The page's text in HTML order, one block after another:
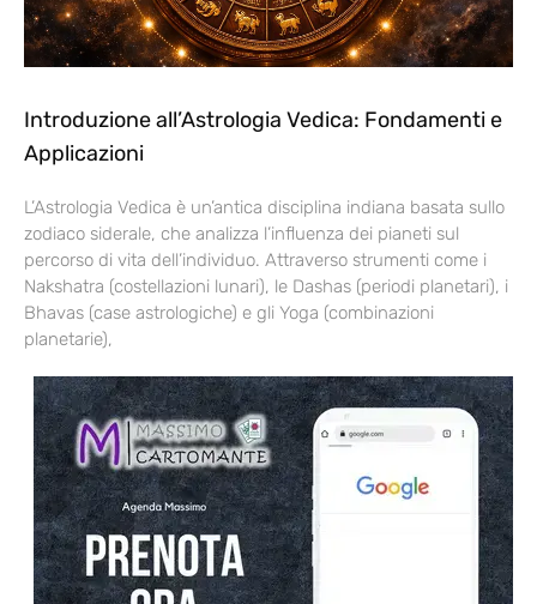
Introduzione all’Astrologia Vedica: Fondamenti e
Applicazioni
L’Astrologia Vedica è un’antica disciplina indiana basata sullo
zodiaco siderale, che analizza l’influenza dei pianeti sul
percorso di vita dell’individuo. Attraverso strumenti come i
Nakshatra (costellazioni lunari), le Dashas (periodi planetari), i
Bhavas (case astrologiche) e gli Yoga (combinazioni
planetarie),